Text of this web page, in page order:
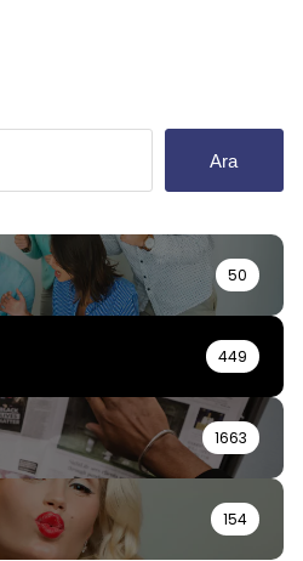
Ara
50
449
1663
154